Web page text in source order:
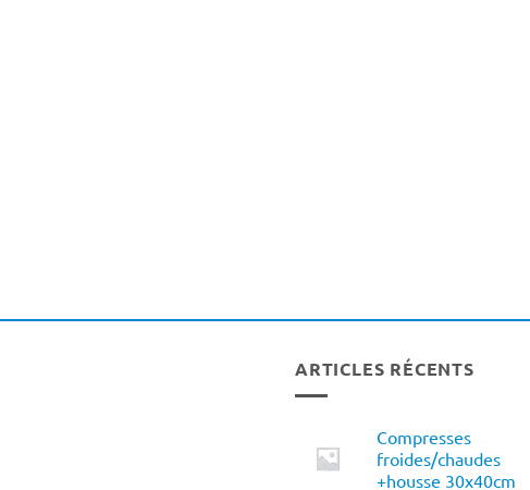
ARTICLES RÉCENTS
Compresses
froides/chaudes
+housse 30x40cm